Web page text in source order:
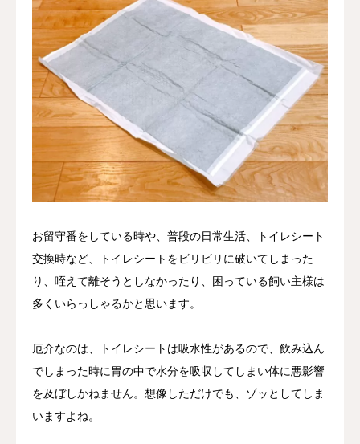
お留守番をしている時や、普段の日常生活、トイレシート
交換時など、トイレシートをビリビリに破いてしまった
り、咥えて離そうとしなかったり、困っている飼い主様は
多くいらっしゃるかと思います。
厄介なのは、トイレシートは吸水性があるので、飲み込ん
でしまった時に胃の中で水分を吸収してしまい体に悪影響
を及ぼしかねません。想像しただけでも、ゾッとしてしま
いますよね。
会社概要